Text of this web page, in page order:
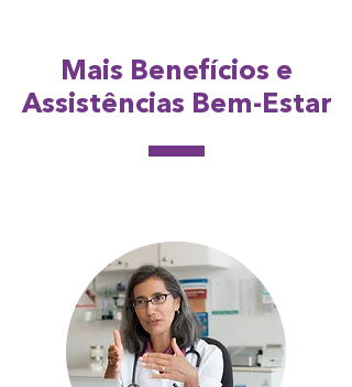
Mais Benefícios e
Assistências Bem-Estar